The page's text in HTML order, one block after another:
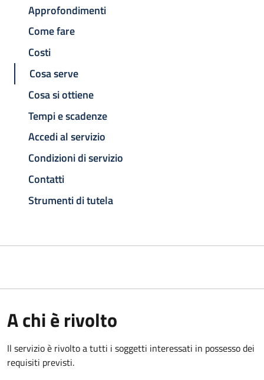
Approfondimenti
Come fare
Costi
Cosa serve
Cosa si ottiene
Tempi e scadenze
Accedi al servizio
Condizioni di servizio
Contatti
Strumenti di tutela
A chi è rivolto
Il servizio è rivolto a tutti i soggetti interessati in possesso dei
requisiti previsti.